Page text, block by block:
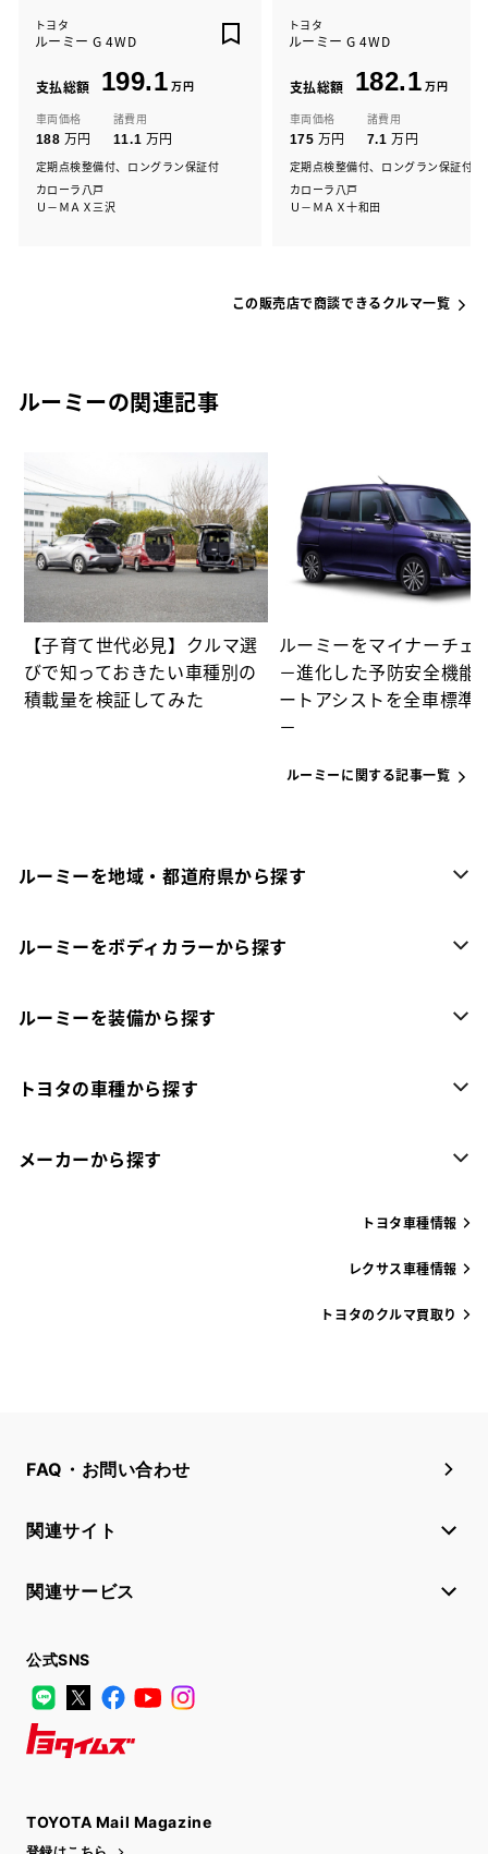
トヨタ
ルーミー G 4WD
支払総額 199.1 万円
車両価格
188 万円
諸費用
11.1 万円
定期点検整備付、ロングラン保証付
カローラ八戸
Ｕ－ＭＡＸ三沢
トヨタ
ルーミー G 4WD
支払総額 182.1 万円
車両価格
175 万円
諸費用
7.1 万円
定期点検整備付、ロングラン保証付
カローラ八戸
Ｕ－ＭＡＸ十和田
この販売店で商談できるクルマ一覧
ルーミーの関連記事
【子育て世代必見】クルマ選
びで知っておきたい車種別の
積載量を検証してみた
ルーミーをマイナーチェ
－進化した予防安全機能
ートアシストを全車標準
－
ルーミーに関する記事一覧
ルーミーを地域・都道府県から探す
ルーミーをボディカラーから探す
ルーミーを装備から探す
トヨタの車種から探す
メーカーから探す
トヨタ車種情報
レクサス車種情報
トヨタのクルマ買取り
FAQ・お問い合わせ
関連サイト
関連サービス
公式SNS
LINE
X FacebookYouTube
TOYOTA Mail Magazine